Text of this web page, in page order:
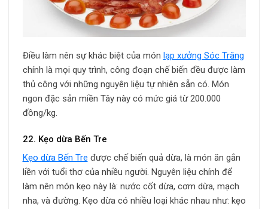
Điều làm nên sự khác biệt của món lạp xưởng Sóc Trăng
chính là mọi quy trình, công đoạn chế biến đều được làm
thủ công với những nguyên liệu tự nhiên sẵn có. Món
ngon đặc sản miền Tây này có mức giá từ 200.000
đồng/kg.
22. Kẹo dừa Bến Tre
Kẹo dừa Bến Tre được chế biến quả dừa, là món ăn gắn
liền với tuổi thơ của nhiều người. Nguyên liệu chính để
làm nên món kẹo này là: nước cốt dừa, cơm dừa, mạch
nha, và đường. Kẹo dừa có nhiều loại khác nhau như: kẹo